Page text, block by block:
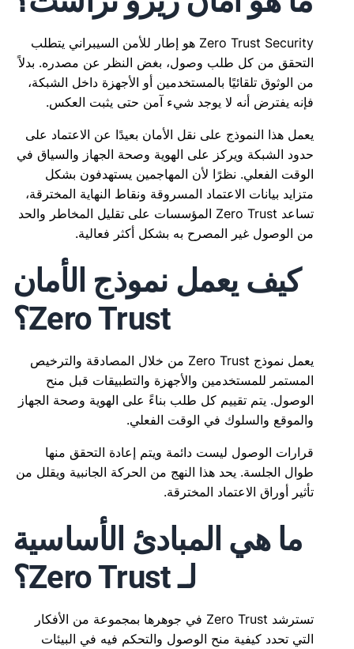
Zero Trust Security هو إطار للأمن السيبراني يتطلب
التحقق من كل طلب وصول، بغض النظر عن مصدره. بدلاً
من الوثوق تلقائيًا بالمستخدمين أو الأجهزة داخل الشبكة،
فإنه يفترض أنه لا يوجد شيء آمن حتى يثبت العكس.
يعمل هذا النموذج على نقل الأمان بعيدًا عن الاعتماد على
حدود الشبكة ويركز على الهوية وصحة الجهاز والسياق في
الوقت الفعلي. نظرًا لأن المهاجمين يستهدفون بشكل
متزايد بيانات الاعتماد المسروقة ونقاط النهاية المخترقة،
تساعد Zero Trust المؤسسات على تقليل المخاطر والحد
من الوصول غير المصرح به بشكل أكثر فعالية.
كيف يعمل نموذج الأمان
Zero Trust؟
يعمل نموذج Zero Trust من خلال المصادقة والترخيص
المستمر للمستخدمين والأجهزة والتطبيقات قبل منح
الوصول. يتم تقييم كل طلب بناءً على الهوية وصحة الجهاز
والموقع والسلوك في الوقت الفعلي.
قرارات الوصول ليست دائمة ويتم إعادة التحقق منها
طوال الجلسة. يحد هذا النهج من الحركة الجانبية ويقلل من
تأثير أوراق الاعتماد المخترقة.
ما هي المبادئ الأساسية
لـ Zero Trust؟
تسترشد Zero Trust في جوهرها بمجموعة من الأفكار
التي تحدد كيفية منح الوصول والتحكم فيه في البيئات